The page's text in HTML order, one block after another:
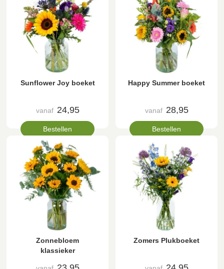
Sunflower Joy boeket
vanaf 24,95
Bestellen
Happy Summer boeket
vanaf 28,95
Bestellen
Zonnebloem
klassieker
Zomers Plukboeket